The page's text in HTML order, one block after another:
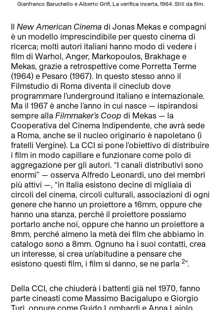
Gianfranco Baruchello e Alberto Grifi, La verifica incerta, 1964. Still da film.
IlNew American Cinema di Jonas Mekas e compagni
è un modello imprescindibile per questo cinema di
ricerca; molti autori italiani hanno modo di vedere i
film di Warhol, Anger, Markopoulos, Brakhage e
Mekas, grazie a retrospettive come Porretta Terme
(1964) e Pesaro (1967). In questo stesso anno il
Filmstudio di Roma diventa il cineclub dove
programmare l’underground italiano e internazionale.
Ma il 1967 è anche l’anno in cui nasce — ispirandosi
sempre allaFilmmaker’s Coop di Mekas — la
Cooperativa del Cinema Indipendente, che avrà sede
a Roma, anche se il nucleo originario è napoletano (i
fratelli Vergine). La CCI si pone l’obiettivo di distribuire
i film in modo capillare e funzionare come polo di
aggregazione per gli autori. “I canali distributivi sono
enormi” — osserva Alfredo Leonardi, uno dei membri
più attivi —, “in Italia esistono decine di migliaia di
circoli del cinema, circoli culturali, associazioni di ogni
genere che hanno un proiettore a 16mm, oppure che
hanno una stanza, perché il proiettore possiamo
portarlo anche noi, oppure che hanno un proiettore a
8mm, perché almeno la metà dei film che abbiamo in
catalogo sono a 8mm. Ognuno ha i suoi contatti, crea
un interesse, si crea un’abitudine a pensare che
esistono questi film, i film si danno, se ne parla2”.
Della CCI, che chiuderà i battenti già nel 1970, fanno
parte cineasti come Massimo Bacigalupo e Giorgio
Turi, oppure come Guido Lombardi e Anna Lajolo,